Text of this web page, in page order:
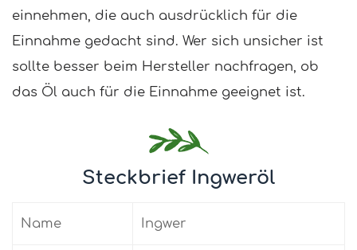
einnehmen, die auch ausdrücklich für die
Einnahme gedacht sind. Wer sich unsicher ist
sollte besser beim Hersteller nachfragen, ob
das Öl auch für die Einnahme geeignet ist.
Steckbrief Ingweröl
Name Ingwer